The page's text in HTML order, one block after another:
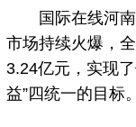
国际在线河南
市场持续火爆，
3.24亿元，实现
益”四统一的目标。